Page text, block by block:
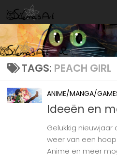
Skip to content
TAGS: PEACH GIRL
ANIME/MANGA/
Ideeën en
Gelukkig
weer van een
Anime en meer